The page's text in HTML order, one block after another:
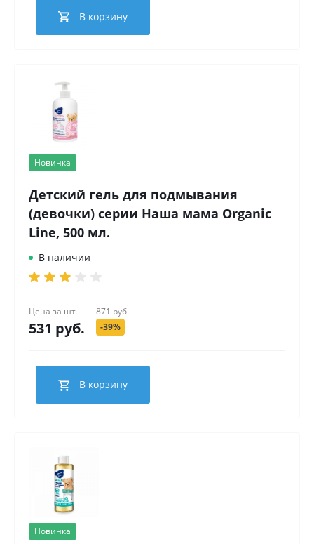
В корзину
Новинка
Детский гель для подмывания
(девочки) серии Наша мама Organic
Line, 500 мл.
В наличии
Цена за шт
531 руб.
871 руб.
-39%
В корзину
Новинка